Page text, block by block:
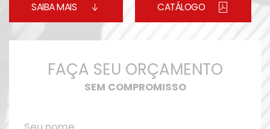
SAIBA MAIS CATÁLOGO
FAÇA SEU ORÇAMENTO
SEM COMPROMISSO